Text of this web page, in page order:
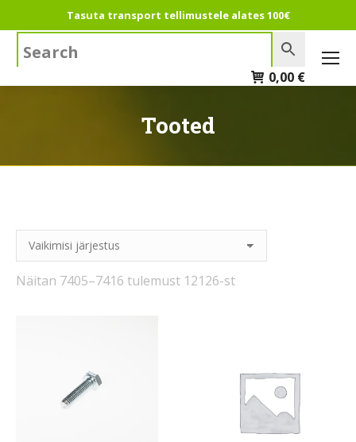
Tasuta transport tellimustele alates 100€
0,00 €
Tooted
Näitan 7405–7416 tulemust 12126-st